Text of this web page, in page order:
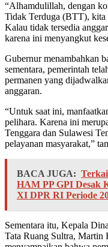
“Alhamdulillah, dengan
Tidak Terduga (BTT), kita
Kalau tidak tersedia
karena ini menyangkut
Gubernur menambahkan
sementara, pemerintah
permanen yang
anggaran.
“Untuk saat ini,
pelihara. Karena ini
Tenggara dan Sulawesi
pelayanan masyarakat,”
BACA JUGA:
HAM PP GPI Desak
XI DPR RI Periode
Sementara itu, Kepala
Tata Ruang Sultra, Martin